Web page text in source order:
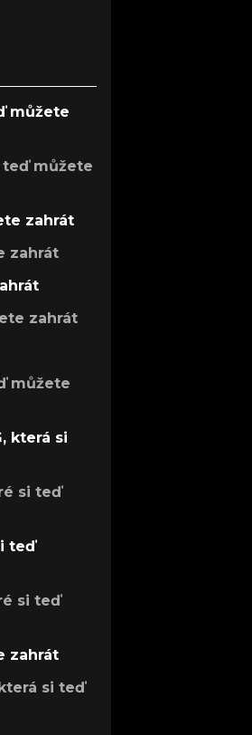
můžete
teď můžete
zahrát
zahrát
zahrát
můžete
která si
si teď
teď
si teď
zahrát
si teď